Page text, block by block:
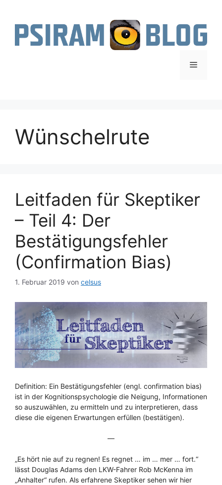
springen
Menü
Wünschelrute
Leitfaden für Skeptiker
– Teil 4: Der
Bestätigungsfehler
(Confirmation Bias)
1. Februar 2019 von celsus
Definition: Ein Bestätigungsfehler (engl. confirmation bias)
ist in der Kognitionspsychologie die Neigung, Informationen
so auszuwählen, zu ermitteln und zu interpretieren, dass
diese die eigenen Erwartungen erfüllen (bestätigen).
—
„Es hört nie auf zu regnen! Es regnet … im … mer … fort.“
lässt Douglas Adams den LKW-Fahrer Rob McKenna im
„Anhalter“ rufen. Als erfahrene Skeptiker sehen wir hier